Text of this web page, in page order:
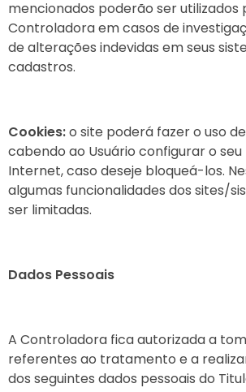
mencionados poderão ser utilizados
Controladora em casos de
de alterações indevidas em seus
cadastros.
Cookies:o site poderá fazer o uso
cabendo ao Usuário configurar o
Internet, caso deseje bloqueá-los.
algumas funcionalidades dos sites/
ser limitadas.
Dados Pessoais
A Controladora fica autorizada a
referentes ao tratamento e a
dos seguintes dados pessoais do